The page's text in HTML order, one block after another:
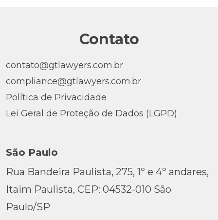
Contato
contato@gtlawyers.com.br
compliance@gtlawyers.com.br
Política de Privacidade
Lei Geral de Proteção de Dados (LGPD)
São Paulo
Rua Bandeira Paulista, 275, 1º e 4º andares,
Itaim Paulista, CEP: 04532-010 São
Paulo/SP